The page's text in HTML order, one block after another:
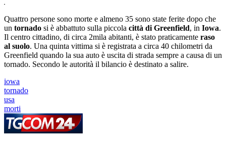
Quattro persone sono morte e almeno 35 sono state ferite dopo che
un tornado si è abbattuto sulla piccola città di Greenfield, in Iowa.
Il centro cittadino, di circa 2mila abitanti, è stato praticamente raso
al suolo. Una quinta vittima si è registrata a circa 40 chilometri da
Greenfield quando la sua auto è uscita di strada sempre a causa di un
tornado. Secondo le autorità il bilancio è destinato a salire.
iowa
tornado
usa
morti